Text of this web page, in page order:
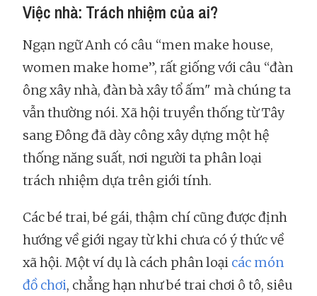
Việc nhà: Trách nhiệm của ai?
Ngạn ngữ Anh có câu “men make house,
women make home”, rất giống với câu “đàn
ông xây nhà, đàn bà xây tổ ấm" mà chúng ta
vẫn thường nói. Xã hội truyền thống từ Tây
sang Đông đã dày công xây dựng một hệ
thống năng suất, nơi người ta phân loại
trách nhiệm dựa trên giới tính.
Các bé trai, bé gái, thậm chí cũng được định
hướng về giới ngay từ khi chưa có ý thức về
xã hội. Một ví dụ là cách phân loại các món
đồ chơi, chẳng hạn như bé trai chơi ô tô, siêu